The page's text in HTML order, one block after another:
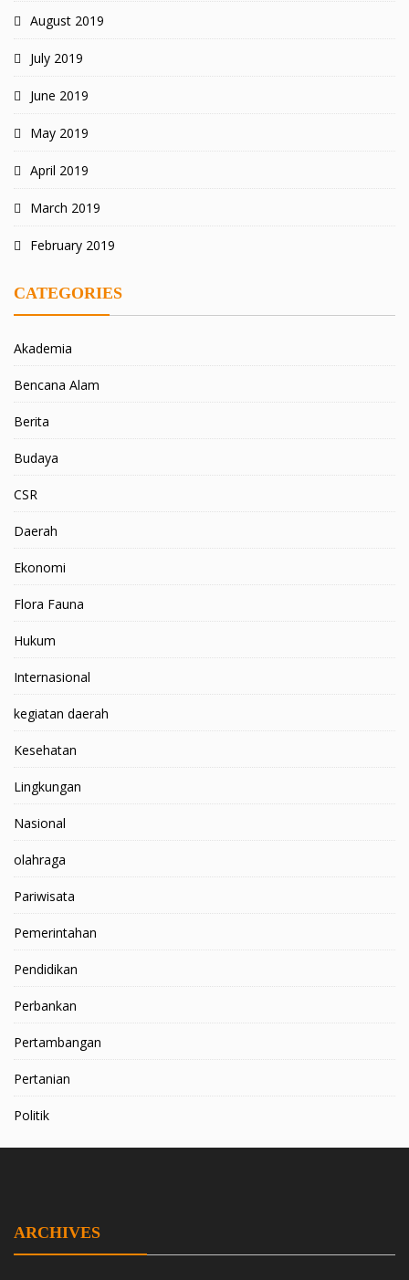
August 2019
July 2019
June 2019
May 2019
April 2019
March 2019
February 2019
CATEGORIES
Akademia
Bencana Alam
Berita
Budaya
CSR
Daerah
Ekonomi
Flora Fauna
Hukum
Internasional
kegiatan daerah
Kesehatan
Lingkungan
Nasional
olahraga
Pariwisata
Pemerintahan
Pendidikan
Perbankan
Pertambangan
Pertanian
Politik
ARCHIVES